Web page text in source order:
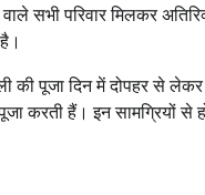
सभी परिवार मिलकर
की पूजा दिन में दोपहर
करती हैं। इन सामग्रियों